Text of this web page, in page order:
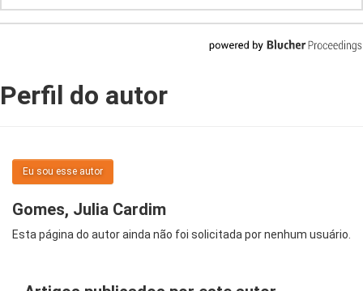
Perfil do autor
Eu sou esse autor
Gomes, Julia Cardim
Esta página do autor ainda não foi solicitada por nenhum usuário.